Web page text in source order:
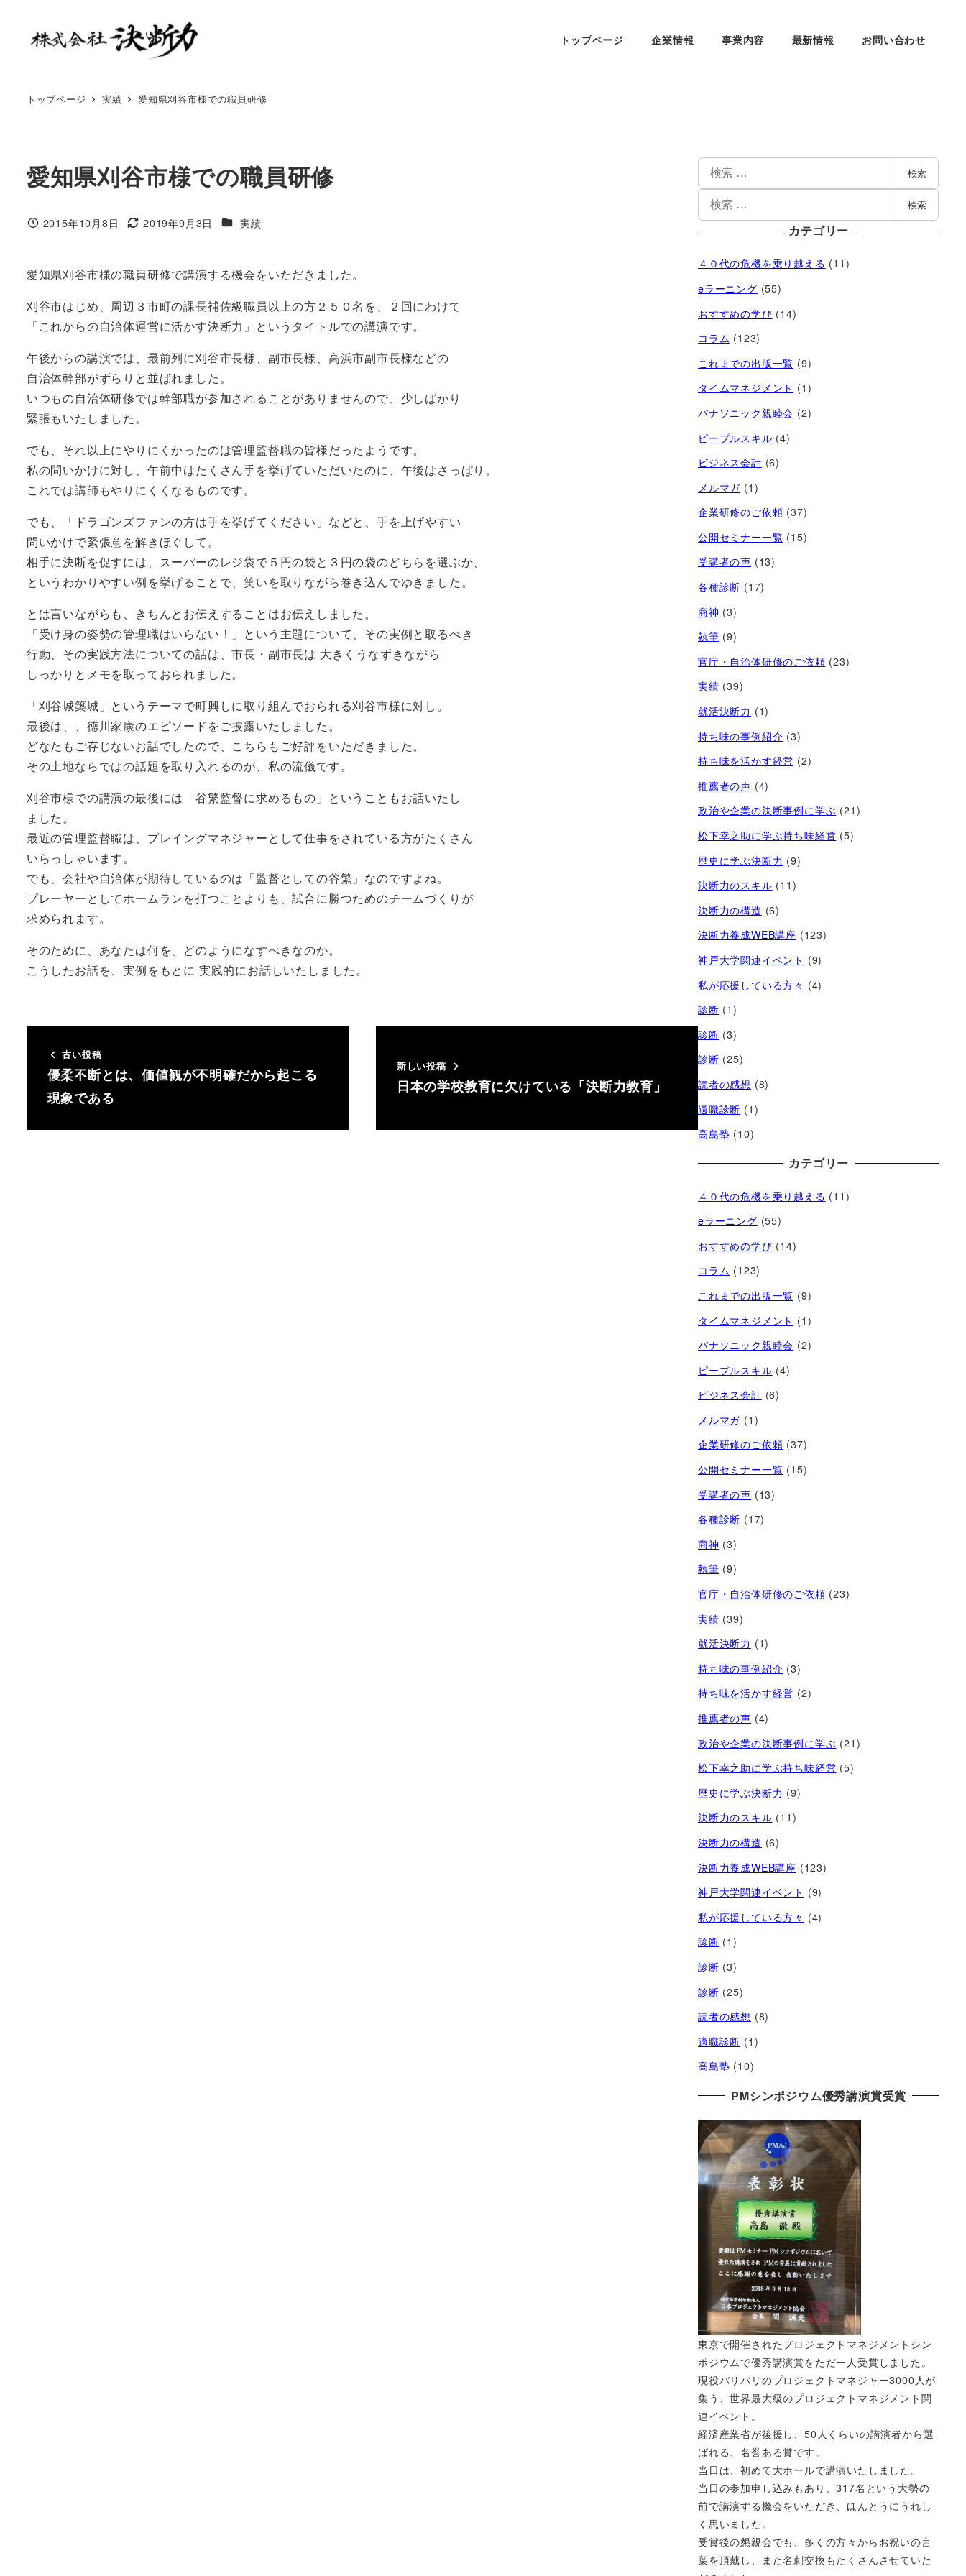
トップページ 企業情報 事業内容 最新情報 お問い合わせ
トップページ 実績 愛知県刈谷市様での職員研修
愛知県刈谷市様での職員研修
2015年10月8日 2019年9月3日 実績
愛知県刈谷市様の職員研修で講演する機会をいただきました。
刈谷市はじめ、周辺３市町の課長補佐級職員以上の方２５０名を、２回にわけて
「これからの自治体運営に活かす決断力」というタイトルでの講演です。
午後からの講演では、最前列に刈谷市長様、副市長様、高浜市副市長様などの
自治体幹部がずらりと並ばれました。
いつもの自治体研修では幹部職が参加されることがありませんので、少しばかり
緊張もいたしました。
でも、それ以上にやりにくかったのは管理監督職の皆様だったようです。
私の問いかけに対し、午前中はたくさん手を挙げていただいたのに、午後はさっぱり。
これでは講師もやりにくくなるものです。
でも、「ドラゴンズファンの方は手を挙げてください」などと、手を上げやすい
問いかけで緊張意を解きほぐして。
相手に決断を促すには、スーパーのレジ袋で５円の袋と３円の袋のどちらを選ぶか、
というわかりやすい例を挙げることで、笑いを取りながら巻き込んでゆきました。
とは言いながらも、きちんとお伝えすることはお伝えしました。
「受け身の姿勢の管理職はいらない！」という主題について、その実例と取るべき
行動、その実践方法についての話は、市長・副市長は 大きくうなずきながら
しっかりとメモを取っておられました。
「刈谷城築城」というテーマで町興しに取り組んでおられる刈谷市様に対し。
最後は、、徳川家康のエピソードをご披露いたしました。
どなたもご存じないお話でしたので、こちらもご好評をいただきました。
その土地ならではの話題を取り入れるのが、私の流儀です。
刈谷市様での講演の最後には「谷繁監督に求めるもの」ということもお話いたし
ました。
最近の管理監督職は、プレイングマネジャーとして仕事をされている方がたくさん
いらっしゃいます。
でも、会社や自治体が期待しているのは「監督としての谷繁」なのですよね。
プレーヤーとしてホームランを打つことよりも、試合に勝つためのチームづくりが
求められます。
そのために、あなたは何を、どのようになすべきなのか。
こうしたお話を、実例をもとに 実践的にお話しいたしました。
古い投稿
優柔不断とは、価値観が不明確だから起こる
現象である
新しい投稿
日本の学校教育に欠けている「決断力教育」
検索
検索
カテゴリー
４０代の危機を乗り越える (11)
eラーニング (55)
おすすめの学び (14)
コラム (123)
これまでの出版一覧 (9)
タイムマネジメント (1)
パナソニック親睦会 (2)
ピープルスキル (4)
ビジネス会計 (6)
メルマガ (1)
企業研修のご依頼 (37)
公開セミナー一覧 (15)
受講者の声 (13)
各種診断 (17)
商神 (3)
執筆 (9)
官庁・自治体研修のご依頼 (23)
実績 (39)
就活決断力 (1)
持ち味の事例紹介 (3)
持ち味を活かす経営​ (2)
推薦者の声 (4)
政治や企業の決断事例に学ぶ (21)
松下幸之助に学ぶ持ち味経営 (5)
歴史に学ぶ決断力 (9)
決断力のスキル (11)
決断力の構造 (6)
決断力養成WEB講座 (123)
神戸大学関連イベント (9)
私が応援している方々 (4)
診断 (1)
診断 (3)
診断 (25)
読者の感想 (8)
適職診断 (1)
高島塾 (10)
カテゴリー
４０代の危機を乗り越える (11)
eラーニング (55)
おすすめの学び (14)
コラム (123)
これまでの出版一覧 (9)
タイムマネジメント (1)
パナソニック親睦会 (2)
ピープルスキル (4)
ビジネス会計 (6)
メルマガ (1)
企業研修のご依頼 (37)
公開セミナー一覧 (15)
受講者の声 (13)
各種診断 (17)
商神 (3)
執筆 (9)
官庁・自治体研修のご依頼 (23)
実績 (39)
就活決断力 (1)
持ち味の事例紹介 (3)
持ち味を活かす経営​ (2)
推薦者の声 (4)
政治や企業の決断事例に学ぶ (21)
松下幸之助に学ぶ持ち味経営 (5)
歴史に学ぶ決断力 (9)
決断力のスキル (11)
決断力の構造 (6)
決断力養成WEB講座 (123)
神戸大学関連イベント (9)
私が応援している方々 (4)
診断 (1)
診断 (3)
診断 (25)
読者の感想 (8)
適職診断 (1)
高島塾 (10)
PMシンポジウム優秀講演賞受賞
東京で開催されたプロジェクトマネジメントシン
ポジウムで優秀講演賞をただ一人受賞しました。
現役バリバリのプロジェクトマネジャー3000人が
集う、世界最大級のプロジェクトマネジメント関
連イベント。
経済産業省が後援し、50人くらいの講演者から選
ばれる、名誉ある賞です。
当日は、初めて大ホールで講演いたしました。
当日の参加申し込みもあり、317名という大勢の
前で講演する機会をいただき、ほんとうにうれし
く思いました。
受賞後の懇親会でも、多くの方々からお祝いの言
葉を頂戴し、また名刺交換もたくさんさせていた